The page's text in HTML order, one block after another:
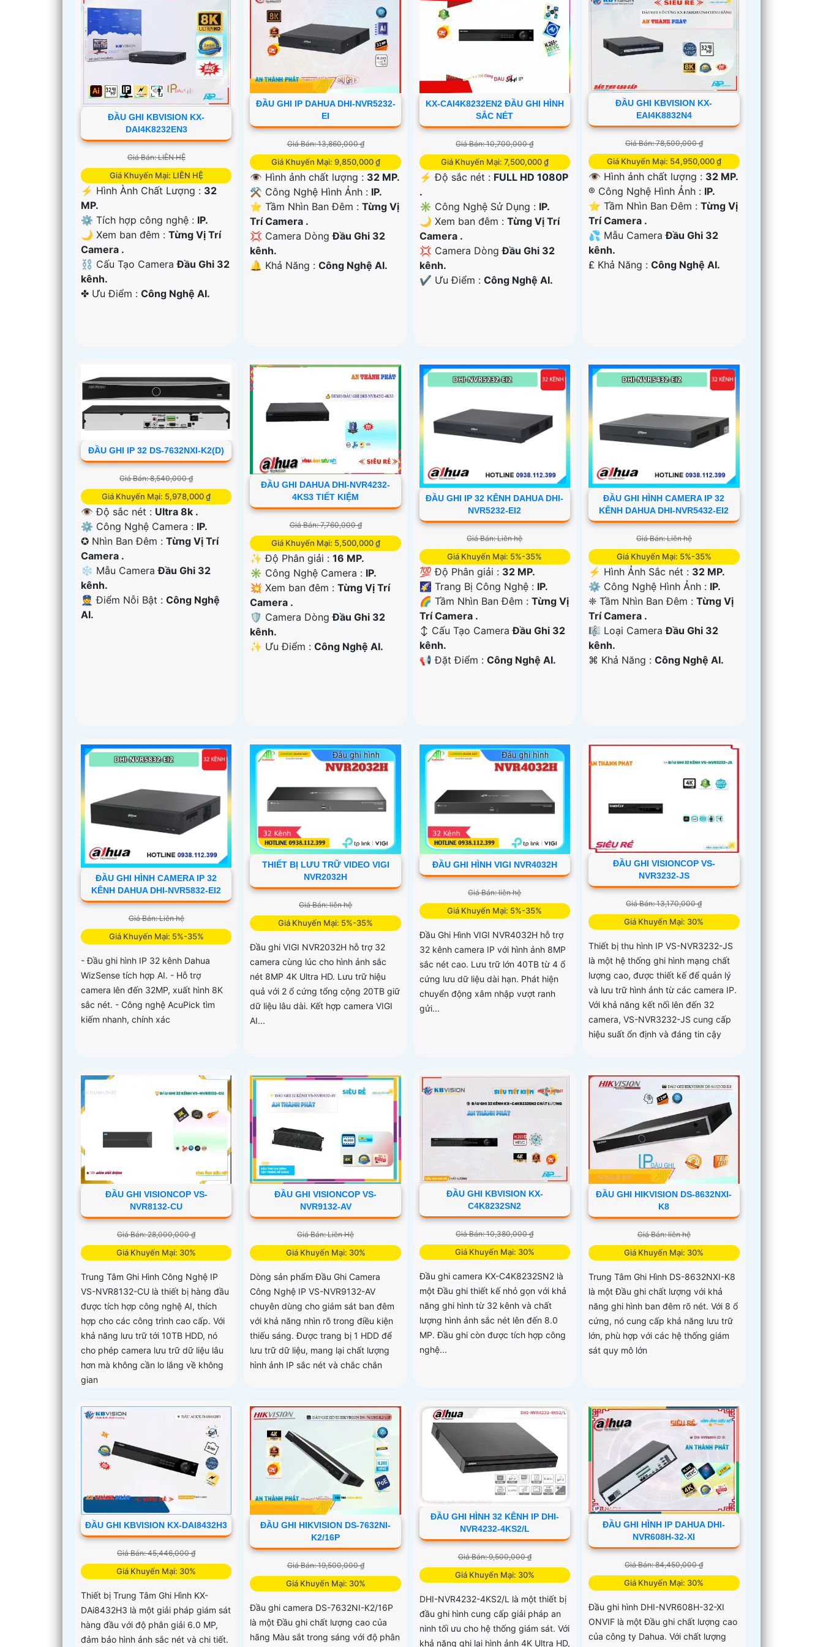
ĐẦU GHI KBVISION KX-
DAI4K8232EN3
Giá Bán: LIÊN HỆ
Giá Khuyến Mại: LIÊN HỆ
️⚡ Hình Ành Chất Lượng : 32
MP.
⚙ Tích hợp công nghệ : IP.
🌙 Xem ban đêm : Từng Vị Trí
Camera .
⛓ Cấu Tạo CameraĐầu Ghi 32
kênh.
️✤ Ưu Điểm : Công Nghệ AI.
ĐẦU GHI IP DAHUA DHI-NVR5232-
EI
Giá Bán: 13,860,000 ₫
Giá Khuyến Mại: 9,850,000 ₫
👁 Hình ảnh chất lượng : 32 MP.
⚒ Công Nghệ Hình Ảnh : IP.
⭐ Tầm Nhìn Ban Đêm :Từng Vị
Trí Camera .
💢 Camera DòngĐầu Ghi 32
kênh.
️🔔 Khả Năng :Công Nghệ AI.
KX-CAI4K8232EN2 ĐẦU GHI HÌNH
SẮC NÉT
Giá Bán: 10,700,000 ₫
Giá Khuyến Mại: 7,500,000 ₫
️⚡ Độ sắc nét : FULL HD 1080P
.
✳️ Công Nghệ Sử Dụng : IP.
🌙 Xem ban đêm : Từng Vị Trí
Camera .
💢 Camera DòngĐầu Ghi 32
kênh.
️✔️ Ưu Điểm : Công Nghệ AI.
ĐẦU GHI KBVISION KX-
EAI4K8832N4
Giá Bán: 78,500,000 ₫
Giá Khuyến Mại: 54,950,000 ₫
👁 Hình ảnh chất lượng : 32 MP.
®️ Công Nghệ Hình Ảnh : IP.
⭐ Tầm Nhìn Ban Đêm :Từng Vị
Trí Camera .
💦 Mẫu CameraĐầu Ghi 32
kênh.
️₤ Khả Năng :Công Nghệ AI.
ĐẦU GHI IP 32 DS-7632NXI-K2(D)
Giá Bán: 8,540,000 ₫
Giá Khuyến Mại: 5,978,000 ₫
👁 Độ sắc nét : Ultra 8k .
⚙ Công Nghệ Camera : IP.
✪ Nhìn Ban Đêm : Từng Vị Trí
Camera .
❄ Mẫu CameraĐầu Ghi 32
kênh.
️👮 Điểm Nỗi Bật : Công Nghệ
AI.
ĐẦU GHI DAHUA DHI-NVR4232-
4KS3 TIẾT KIỆM
Giá Bán: 7,760,000 ₫
Giá Khuyến Mại: 5,500,000 ₫
✨ Độ Phân giải :16 MP.
✳️ Công Nghệ Camera : IP.
💥 Xem ban đêm :Từng Vị Trí
Camera .
🛡 Camera DòngĐầu Ghi 32
kênh.
️✨ Ưu Điểm :Công Nghệ AI.
ĐẦU GHI IP 32 KÊNH DAHUA DHI-
NVR5232-EI2
Giá Bán: Liên hệ
Giá Khuyến Mại: 5%-35%
💯 Độ Phân giải : 32 MP.
🌠 Trang Bị Công Nghệ : IP.
🌈 Tầm Nhìn Ban Đêm : Từng Vị
Trí Camera .
↕️ Cấu Tạo CameraĐầu Ghi 32
kênh.
️📢 Đặt Điểm : Công Nghệ AI.
ĐẦU GHI HÌNH CAMERA IP 32
KÊNH DAHUA DHI-NVR5432-EI2
Giá Bán: Liên hệ
Giá Khuyến Mại: 5%-35%
️⚡ Hình Ảnh Sắc nét : 32 MP.
⚙ Công Nghệ Hình Ảnh : IP.
❈ Tầm Nhìn Ban Đêm :Từng Vị
Trí Camera .
🎼️ Loại CameraĐầu Ghi 32
kênh.
️⌘ Khả Năng :Công Nghệ AI.
ĐẦU GHI HÌNH CAMERA IP 32
KÊNH DAHUA DHI-NVR5832-EI2
Giá Bán: Liên hệ
Giá Khuyến Mại: 5%-35%
- Đầu ghi hình IP 32 kênh Dahua
WizSense tích hợp AI. - Hỗ trợ
camera lên đến 32MP, xuất hình 8K
sắc nét. - Công nghệ AcuPick tìm
kiếm nhanh, chính xác
THIẾT BỊ LƯU TRỮ VIDEO VIGI
NVR2032H
Giá Bán: liên hệ
Giá Khuyến Mại: 5%-35%
Đầu ghi VIGI NVR2032H hỗ trợ 32
camera cùng lúc cho hình ảnh sắc
nét 8MP 4K Ultra HD. Lưu trữ hiệu
quả với 2 ổ cứng tổng cộng 20TB giữ
dữ liệu lâu dài. Kết hợp camera VIGI
AI...
ĐẦU GHI HÌNH VIGI NVR4032H
Giá Bán: liên hệ
Giá Khuyến Mại: 5%-35%
Đầu Ghi Hình VIGI NVR4032H hỗ trợ
32 kênh camera IP với hình ảnh 8MP
sắc nét cao. Lưu trữ lớn 40TB từ 4 ổ
cứng lưu dữ liệu dài hạn. Phát hiện
chuyển động xâm nhập vượt ranh
gửi...
ĐẦU GHI VISIONCOP VS-
NVR3232-JS
Giá Bán: 13,170,000 ₫
Giá Khuyến Mại: 30%
Thiết bị thu hình IP VS-NVR3232-JS
là một hệ thống ghi hình mạng chất
lượng cao, được thiết kế để quản lý
và lưu trữ hình ảnh từ các camera IP.
Với khả năng kết nối lên đến 32
camera, VS-NVR3232-JS cung cấp
hiệu suất ổn định và đáng tin cậy
ĐẦU GHI VISIONCOP VS-
NVR8132-CU
Giá Bán: 28,000,000 ₫
Giá Khuyến Mại: 30%
Trung Tâm Ghi Hình Công Nghệ IP
VS-NVR8132-CU là thiết bị hàng đầu
được tích hợp công nghệ AI, thích
hợp cho các công trình cao cấp. Với
khả năng lưu trữ tới 10TB HDD, nó
cho phép camera lưu trữ dữ liệu lâu
hơn mà không cần lo lắng về không
gian
ĐẦU GHI VISIONCOP VS-
NVR9132-AV
Giá Bán: Liên Hệ
Giá Khuyến Mại: 30%
Dòng sản phẩm Đầu Ghi Camera
Công Nghệ IP VS-NVR9132-AV
chuyên dùng cho giám sát ban đêm
với khả năng nhìn rõ trong điều kiện
thiếu sáng. Được trang bị 1 HDD để
lưu trữ dữ liệu, mang lại chất lượng
hình ảnh IP sắc nét và chắc chắn
ĐẦU GHI KBVISION KX-
C4K8232SN2
Giá Bán: 10,380,000 ₫
Giá Khuyến Mại: 30%
Đầu ghi camera KX-C4K8232SN2 là
một Đầu ghi thiết kế nhỏ gọn với khả
năng ghi hình từ 32 kênh và chất
lượng hình ảnh sắc nét lên đến 8.0
MP. Đầu ghi còn được tích hợp công
nghệ...
ĐẦU GHI HIKVISION DS-8632NXI-
K8
Giá Bán: liên hệ
Giá Khuyến Mại: 30%
Trung Tâm Ghi Hình DS-8632NXI-K8
là một Đầu ghi chất lượng với khả
năng ghi hình ban đêm rõ nét. Với 8 ổ
cứng, nó cung cấp khả năng lưu trữ
lớn, phù hợp với các hệ thống giám
sát quy mô lớn
ĐẦU GHI KBVISION KX-DAI8432H3
Giá Bán: 45,446,000 ₫
Giá Khuyến Mại: 30%
Thiết bị Trung Tâm Ghi Hình KX-
DAi8432H3 là một giải pháp giám sát
hàng đầu với độ phân giải 6.0 MP,
đảm bảo hình ảnh sắc nét và chi tiết.
ĐẦU GHI HIKVISION DS-7632NI-
K2/16P
Giá Bán: 19,500,000 ₫
Giá Khuyến Mại: 30%
Đầu ghi camera DS-7632NI-K2/16P
là một Đầu ghi chất lượng cao của
hãng Màu sắt trong sáng với độ phân
ĐẦU GHI HÌNH 32 KÊNH IP DHI-
NVR4232-4KS2/L
Giá Bán: 9,500,000 ₫
Giá Khuyến Mại: 30%
DHI-NVR4232-4KS2/L là một thiết bị
đầu ghi hình cung cấp giải pháp an
ninh tối ưu cho hệ thống giám sát. Với
khả năng ghi lại hình ảnh 4K Ultra HD,
ĐẦU GHI HÌNH IP DAHUA DHI-
NVR608H-32-XI
Giá Bán: 84,450,000 ₫
Giá Khuyến Mại: 30%
Đầu ghi hình DHI-NVR608H-32-XI
ONVIF là một Đầu ghi chất lượng cao
của công ty Dahua. Với chất lượng